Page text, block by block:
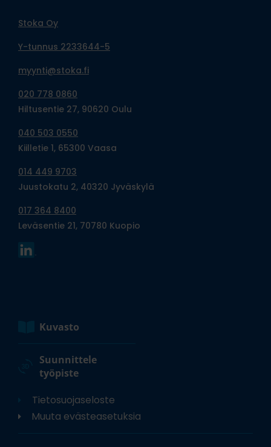
Stoka Oy
Y-tunnus 2233644-5
myynti@stoka.fi
020 778 0860
Hiltusentie 27, 90620 Oulu
040 503 0550
Kiilletie 1, 65300 Vaasa
014 449 9703
Juustokatu 2, 40320 Jyväskylä
017 364 8400
Leväsentie 21, 70780 Kuopio
Kuvasto
Suunnittele
työpiste
Tietosuojaseloste
Muuta evästeasetuksia